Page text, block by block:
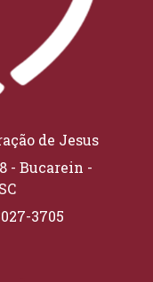
de Jesus
- Bucarein -
3705